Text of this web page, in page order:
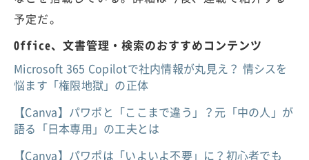
予定だ。
Office、文書管理・検索のおすすめコンテンツ
Microsoft 365 Copilotで社内情報が丸見え？ 情シスを
悩ます「権限地獄」の正体
【Canva】パワポと「ここまで違う」？元「中の人」が
語る「日本専用」の工夫とは
【Canva】パワポは「いよいよ不要」に？初心者でも